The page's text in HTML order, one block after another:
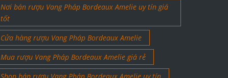
Nơi bán rượu Vang Pháp Bordeaux Amelie uy tín giá
tốt
Cửa hàng rượu Vang Pháp Bordeaux Amelie
Mua rượu Vang Pháp Bordeaux Amelie giá rẻ